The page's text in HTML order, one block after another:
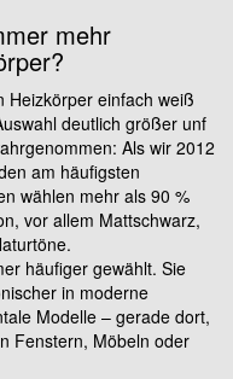
mehr
Heizkörper einfach weiß
deutlich größer unf
Als wir 2012
am häufigsten
wählen mehr als 90 %
vor allem Mattschwarz,
häufiger gewählt. Sie
in moderne
Modelle – gerade dort,
Fenstern, Möbeln oder